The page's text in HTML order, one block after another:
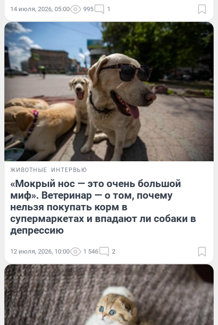
14 июля, 2026, 05:00 995 1
ЖИВОТНЫЕ ИНТЕРВЬЮ
«Мокрый нос — это очень большой
миф». Ветеринар — о том, почему
нельзя покупать корм в
супермаркетах и впадают ли собаки в
депрессию
12 июля, 2026, 10:00 1 546 2